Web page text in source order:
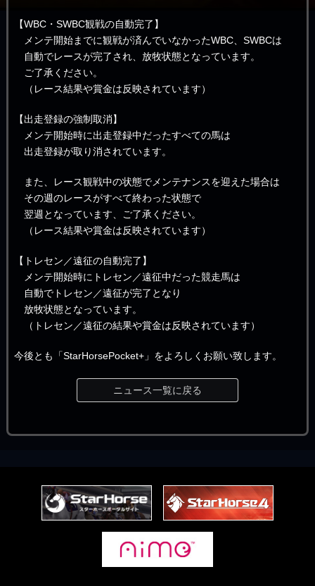
【WBC・SWBC観戦の自動完了】
メンテ開始までに観戦が済んでいなかったWBC、SWBCは
自動でレースが完了され、放牧状態となっています。
ご了承ください。
（レース結果や賞金は反映されています）
【出走登録の強制取消】
メンテ開始時に出走登録中だったすべての馬は
出走登録が取り消されています。
また、レース観戦中の状態でメンテナンスを迎えた場合は
その週のレースがすべて終わった状態で
翌週となっています、ご了承ください。
（レース結果や賞金は反映されています）
【トレセン／遠征の自動完了】
メンテ開始時にトレセン／遠征中だった競走馬は
自動でトレセン／遠征が完了となり
放牧状態となっています。
（トレセン／遠征の結果や賞金は反映されています）
今後とも「StarHorsePocket+」をよろしくお願い致します。
ニュース一覧に戻る